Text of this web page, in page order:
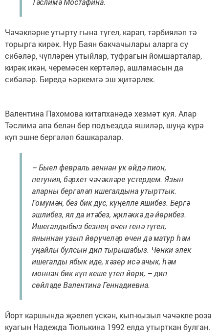
Чәчәкләрне утырту гына түгел, карап, тәрбияләп тә
торырга кирәк. Нур Баян бакчачылары аларга су
сибәләр, чүпләрен утыйлар, туфрагын йомшарталар,
кирәк икән, черемәсен кертәләр, ашламасын да
сибәләр. Биредә һәркемгә эш җитәрлек.
Валентина Пахомова китапханәдә хезмәт куя. Алар
Тәслимә апа белән бер подъездда яшиләр, шуңа күрә
күп эшне бергәләп башкаралар.
– Быел февраль аеннан ук өйдә пион,
петуния, бәрхет чәчәкләре үстердем. Язын
аларны бергәләп ишегалдына утырттык.
Гомумән, без бик дус, күңелле яшибез. Бергә
эшлибез, ял да итәбез, җиләккә дә йөрибез.
Ишегалдыбыз безнең өчен генә түгел,
яныннан узып йөрүчеләр өчен дә матур һәм
уңайлы булсын дип тырышабыз. Чөнки элек
ишегалды ябык иде, хәзер исә ачык, һәм
моннан бик күп кеше үтеп йөри, – дип
сөйләде Валентина Геннадиевна.
Йорт каршында җәелеп үскән, кып-кызыл чәчәкле роза
куагын Надежда Тюлькина 1992 елда утырткан булган.